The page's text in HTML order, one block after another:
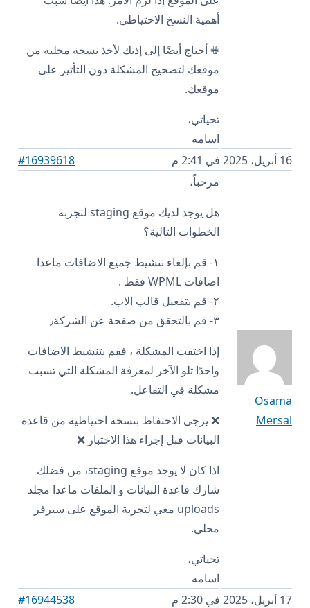
أهمية النسخ الاحتياطي.
✙ أحتاج أيضًا إلى إذنك لأخذ نسخة محلية من
موقعك لتصحيح المشكلة دون التأثير على
موقعك.
تحياتي،
اسامه
16 أبريل، 2025 في 2:41 م
#16939618
Osama
Mersal
مرحباً،
هل يوجد لديك موقع staging لتجربة
الخطوات التالية؟
١- قم بإلغاء تنشيط جميع الاضافات ماعدا
اضافات WPML فقط .
٢- قم بتفعيل قالب الاب.
٣- قم بالتحقق من صفحة عن الشركة٫
إذا اختفت المشكلة ، فقم بتنشيط الاضافات
واحدًا تلو الآخر لمعرفة المشكلة التي تسبب
مشكلة في التفاعل.
❌ يرجى الاحتفاظ بنسخة احتياطية من قاعدة
البيانات قبل إجراء هذا الاختبار ❌
اذا كان لا يوجد موقع staging، من فضلك
شارك قاعدة البيانات و الملفات ماعدا مجلد
uploads معي لتجربة الموقع على سيرفر
محلي.
تحياتي،
اسامه
17 أبريل، 2025 في 2:30 م
#16944538